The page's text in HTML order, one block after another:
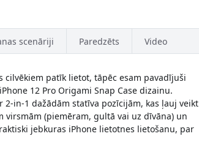
scenāriji Paredzēts Video
patīk lietot, tāpēc esam pavadījuši
12 Pro Origami Snap Case dizainu.
in-1 dažādām statīva pozīcijām, kas ļauj veikt
virsmām (piemēram, gultā vai uz dīvāna) un
jebkuras iPhone lietotnes lietošanu, par